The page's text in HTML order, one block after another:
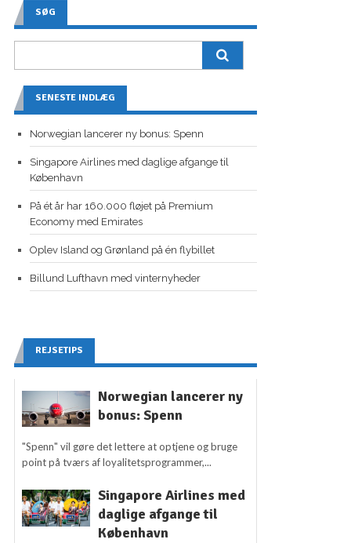
SØG
SENESTE INDLÆG
Norwegian lancerer ny bonus: Spenn
Singapore Airlines med daglige afgange til
København
På ét år har 160.000 fløjet på Premium
Economy med Emirates
Oplev Island og Grønland på én flybillet
Billund Lufthavn med vinternyheder
REJSETIPS
Norwegian lancerer ny
bonus: Spenn
"Spenn" vil gøre det lettere at optjene og bruge
point på tværs af loyalitetsprogrammer,...
Singapore Airlines med
daglige afgange til
København